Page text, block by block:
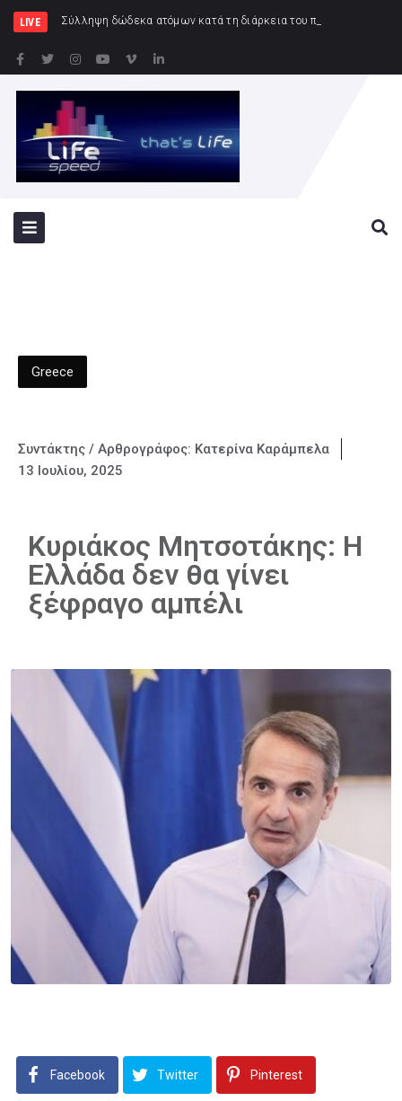
LIVE
Greece
Συντάκτης / Αρθρογράφος: Κατερίνα Καράμπελα
13 Ιουλίου, 2025
Κυριάκος Μητσοτάκης: Η
Ελλάδα δεν θα γίνει
ξέφραγο αμπέλι
Facebook Twitter Pinterest